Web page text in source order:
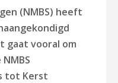
(NMBS) heeft
gaat vooral om
tot Kerst